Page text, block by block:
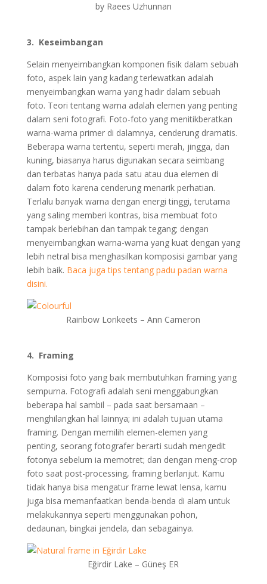
by Raees Uzhunnan
3. Keseimbangan
Selain menyeimbangkan komponen fisik dalam sebuah
foto, aspek lain yang kadang terlewatkan adalah
menyeimbangkan warna yang hadir dalam sebuah
foto. Teori tentang warna adalah elemen yang penting
dalam seni fotografi. Foto-foto yang menitikberatkan
warna-warna primer di dalamnya, cenderung dramatis.
Beberapa warna tertentu, seperti merah, jingga, dan
kuning, biasanya harus digunakan secara seimbang
dan terbatas hanya pada satu atau dua elemen di
dalam foto karena cenderung menarik perhatian.
Terlalu banyak warna dengan energi tinggi, terutama
yang saling memberi kontras, bisa membuat foto
tampak berlebihan dan tampak tegang; dengan
menyeimbangkan warna-warna yang kuat dengan yang
lebih netral bisa menghasilkan komposisi gambar yang
lebih baik. Baca juga tips tentang padu padan warna
disini.
Rainbow Lorikeets – Ann Cameron
4. Framing
Komposisi foto yang baik membutuhkan framing yang
sempurna. Fotografi adalah seni menggabungkan
beberapa hal sambil – pada saat bersamaan –
menghilangkan hal lainnya; ini adalah tujuan utama
framing. Dengan memilih elemen-elemen yang
penting, seorang fotografer berarti sudah mengedit
fotonya sebelum ia memotret; dan dengan meng-crop
foto saat post-processing, framing berlanjut. Kamu
tidak hanya bisa mengatur frame lewat lensa, kamu
juga bisa memanfaatkan benda-benda di alam untuk
melakukannya seperti menggunakan pohon,
dedaunan, bingkai jendela, dan sebagainya.
Eğirdir Lake – Güneş ER